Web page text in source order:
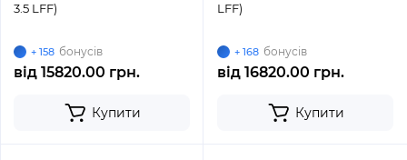
3.5 LFF)
+ 158 бонусів
від 15820.00 грн.
Купити
LFF)
+ 168 бонусів
від 16820.00 грн.
Купити